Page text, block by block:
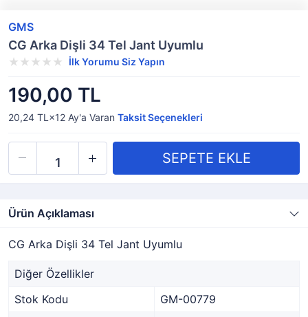
GMS
CG Arka Dişli 34 Tel Jant Uyumlu
İlk Yorumu Siz Yapın
190,00 TL
20,24 TL×12 Ay'a Varan Taksit Seçenekleri
Ürün Açıklaması
CG Arka Dişli 34 Tel Jant Uyumlu
Diğer Özellikler
Stok Kodu
GM-00779